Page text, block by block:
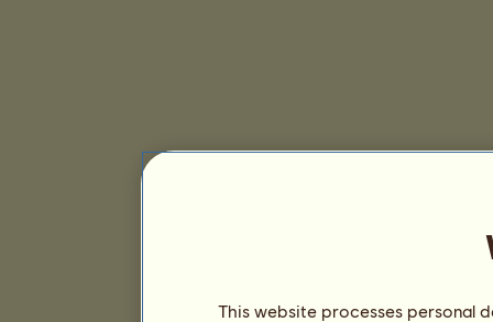
This website processes personal